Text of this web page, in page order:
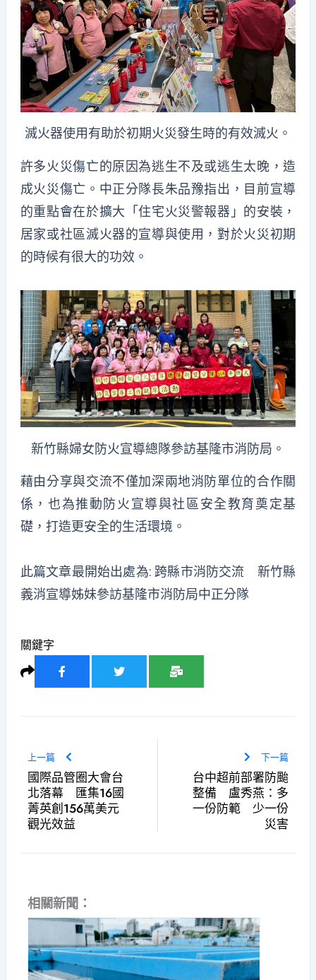
滅火器使用有助於初期火災發生時的有效滅火。
許多火災傷亡的原因為逃生不及或逃生太晚，造
成火災傷亡。中正分隊長朱品豫指出，目前宣導
的重點會在於擴大「住宅火災警報器」的安裝，
居家或社區滅火器的宣導與使用，對於火災初期
的時候有很大的功效。
新竹縣婦女防火宣導總隊參訪基隆市消防局。
藉由分享與交流不僅加深兩地消防單位的合作關
係，也為推動防火宣導與社區安全教育奠定基
礎，打造更安全的生活環境。
此篇文章最開始出處為: 跨縣市消防交流 新竹縣
義消宣導姊妹參訪基隆市消防局中正分隊
關鍵字
上一篇
國際品管圈大會台
北落幕 匯集16國
菁英創156萬美元
觀光效益
下一篇
台中超前部署防颱
整備 盧秀燕：多
一份防範 少一份
災害
相關新聞：